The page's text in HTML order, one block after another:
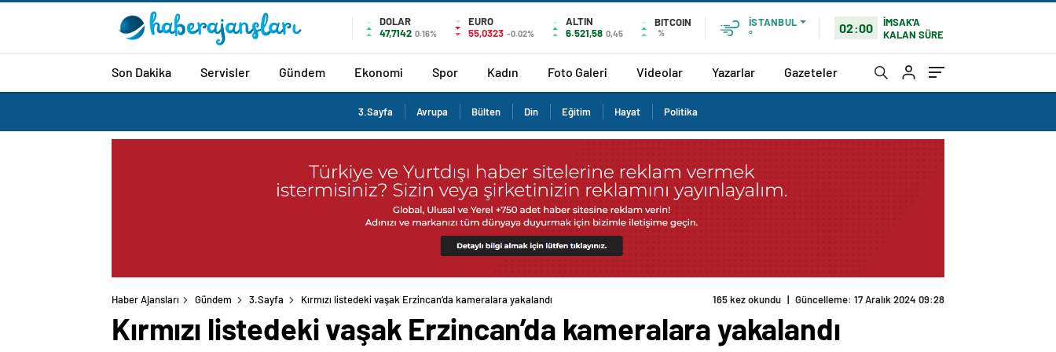
DOLAR
47,7142 0.16%
EURO
55,0323 -0.02%
ALTIN
6.521,58 0,45
BITCOIN
%
İSTANBUL
°
02:00
İMSAK'A
KALAN SÜRE
Son Dakika Servisler Gündem Ekonomi Spor Kadın Foto Galeri Videolar Yazarlar Gazeteler
3.Sayfa Avrupa Bülten Din Eğitim Hayat Politika
Haber Ajansları Gündem 3.Sayfa Kırmızı listedeki vaşak Erzincan’da kameralara yakalandı 165 kez okundu | Güncelleme: 17 Aralık 2024 09:28
Kırmızı listedeki vaşak Erzincan’da kameralara yakalandı